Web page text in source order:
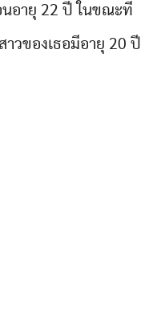
นอายุ 22 ปี ในขณะที่
าวของเธอมีอายุ 20 ปี